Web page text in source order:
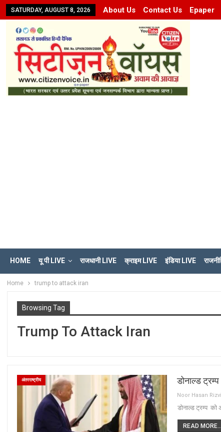
SATURDAY, AUGUST 8, 2026 About Us Contact Us Epaper
HOME यू पी LIVE राजधानी LIVE क्राइम LIVE इंडिया LIVE
Home trump to attack iran
Browsing Tag
Trump To Attack Iran
अंतरराष्ट्रीय डोनाल्ड
Noor Hasan Rizvi
डोनाल्ड ट्रम्प
READ MORE...